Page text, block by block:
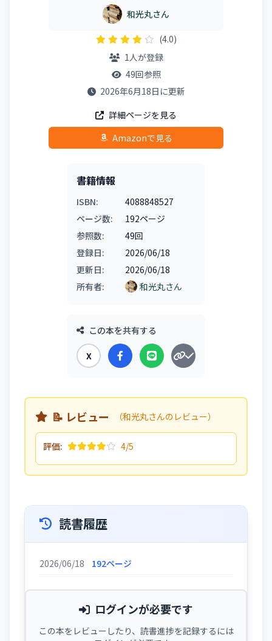
和光丸さん
(4.0)
1人が登録
49回参照
2026年6月18日に更新
詳細ページを見る
Amazonで見る
書籍情報
ISBN:
4088848527
ページ数:
192ページ
参照数:
49回
登録日:
2026/06/18
更新日:
2026/06/18
所有者:
和光丸さん
この本を共有する
X
📝 レビュー （和光丸さんのレビュー）
評価: 4/5
読書履歴
2026/06/18 192ページ
ログインが必要です
この本をレビューしたり、読書進捗を記録するには